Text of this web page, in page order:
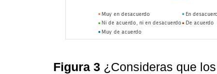
Figura 3 ¿Consideras que